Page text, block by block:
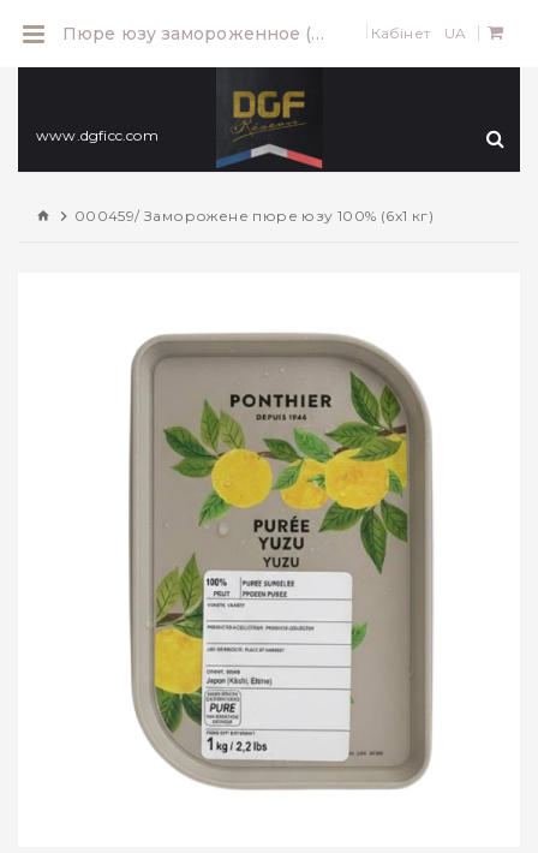
Кабінет UA
www.dgficc.com
000459/ Заморожене пюре юзу 100% (6х1 кг)
Пюре юзу замороженное (без сахара) 1 кг